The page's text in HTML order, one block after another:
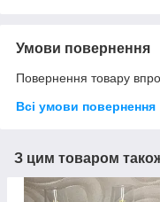
Умови повернення
Повернення товару
Всі умови повернення
З цим товаром